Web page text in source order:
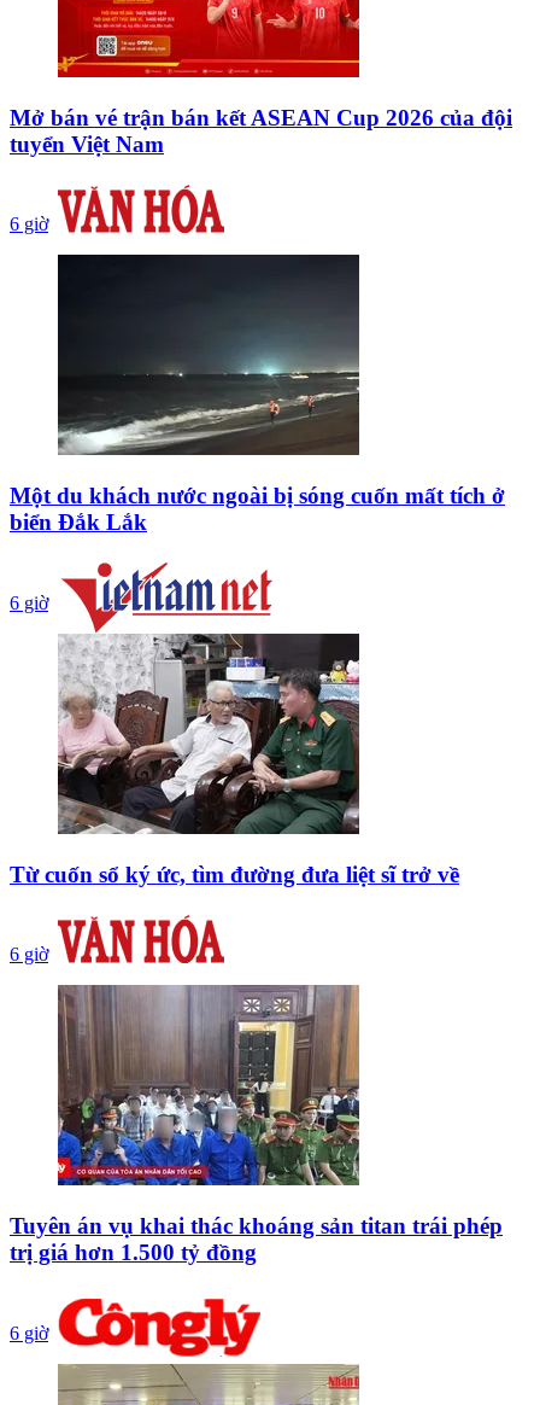
Mở bán vé trận bán kết ASEAN Cup 2026 của đội
tuyển Việt Nam
6 giờ
Một du khách nước ngoài bị sóng cuốn mất tích ở
biển Đắk Lắk
6 giờ
Từ cuốn sổ ký ức, tìm đường đưa liệt sĩ trở về
6 giờ
Tuyên án vụ khai thác khoáng sản titan trái phép
trị giá hơn 1.500 tỷ đồng
6 giờ